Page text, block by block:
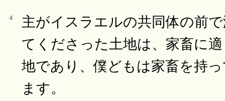
4
主がイスラエルの共同体の前
てくださった土地は、家畜に
地であり、僕どもは家畜を持
ます。